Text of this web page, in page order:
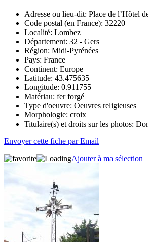
Adresse ou lieu-dit: Place de l’Hôtel
Code postal (en France): 32220
Localité: Lombez
Département: 32 - Gers
Région: Midi-Pyrénées
Pays: France
Continent: Europe
Latitude: 43.475635
Longitude: 0.911755
Matériau: fer forgé
Type d'oeuvre: Oeuvres religieuses
Morphologie: croix
Titulaire(s) et droits sur les photos:
Envoyer cette fiche par Email
Ajouter à ma sélection